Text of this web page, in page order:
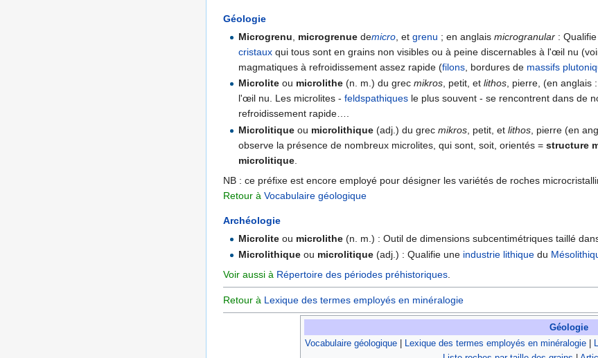
Géologie
Microgrenu
microgrenue demicro , etgrenu ; en anglaismicrogranular :
cristaux qui tous sont en grains non visibles ou à peine discernables à l'œil nu
magmatiques à refroidissement assez rapide (filons , bordures de massifs
Microlite ou microlithe (n. m.) du grecmikros, petit, etlithos, pierre, (en anglais
l'œil nu. Les microlites -feldspathiques le plus souvent - se rencontrent dans de
refroidissement rapide….
Microlitique ou microlithique (adj.) du grecmikros , petit, etlithos , pierre (en
observe la présence de nombreux microlites, qui sont, soit, orientés =structure
microlitique
NB : ce préfixe est encore employé pour désigner les variétés de roches
Retour à Vocabulaire géologique
Archéologie
Microlite ou microlithe (n. m.) : Outil de dimensions subcentimétriques taillé
Microlithique ou microlitique (adj.) : Qualifie une industrie lithique du
Voir aussi à Répertoire des périodes préhistoriques.
Retour à Lexique des termes employés en minéralogie
Géologie
Vocabulaire géologique| Lexique des termes employés en minéralogie|